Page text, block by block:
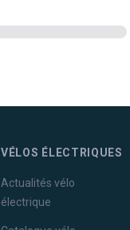
VÉLOS ÉLECTRIQUES
Actualités vélo
électrique